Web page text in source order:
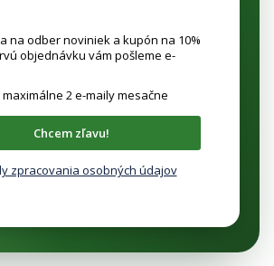
na odber noviniek a kupón na 10%
objednávku vám pošleme e-
2 e-maily mesačne
Chcem zľavu!
zpracovania osobných údajov